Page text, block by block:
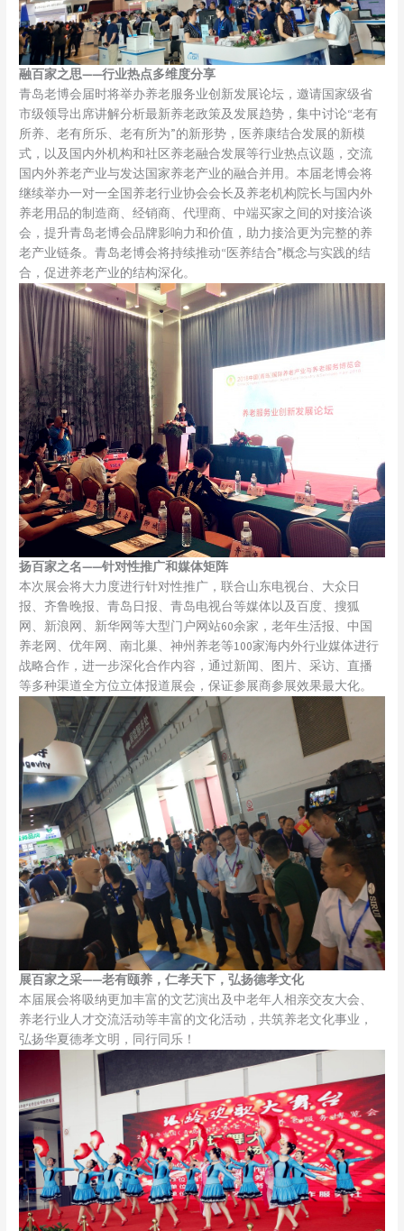
融百家之思——行业热点多维度分享
青岛老博会届时将举办养老服务业创新发展论坛，邀请国家级省
市级领导出席讲解分析最新养老政策及发展趋势，集中讨论“老有
所养、老有所乐、老有所为”的新形势，医养康结合发展的新模
式，以及国内外机构和社区养老融合发展等行业热点议题，交流
国内外养老产业与发达国家养老产业的融合并用。本届老博会将
继续举办一对一全国养老行业协会会长及养老机构院长与国内外
养老用品的制造商、经销商、代理商、中端买家之间的对接洽谈
会，提升青岛老博会品牌影响力和价值，助力接洽更为完整的养
老产业链条。青岛老博会将持续推动“医养结合”概念与实践的结
合，促进养老产业的结构深化。
扬百家之名——针对性推广和媒体矩阵
本次展会将大力度进行针对性推广，联合山东电视台、大众日
报、齐鲁晚报、青岛日报、青岛电视台等媒体以及百度、搜狐
网、新浪网、新华网等大型门户网站60余家，老年生活报、中国
养老网、优年网、南北巢、神州养老等100家海内外行业媒体进行
战略合作，进一步深化合作内容，通过新闻、图片、采访、直播
等多种渠道全方位立体报道展会，保证参展商参展效果最大化。
展百家之采——老有颐养，仁孝天下，弘扬德孝文化
本届展会将吸纳更加丰富的文艺演出及中老年人相亲交友大会、
养老行业人才交流活动等丰富的文化活动，共筑养老文化事业，
弘扬华夏德孝文明，同行同乐！